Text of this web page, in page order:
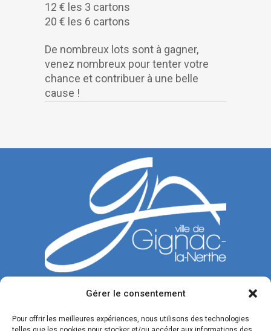
Gérer le consentement
Pour offrir les meilleures expériences, nous utilisons des technologies
12 € les 3 cartons
20 € les 6 cartons
De nombreux lots sont à gagner,
venez nombreux pour tenter votre
chance et contribuer à une belle
cause !
CONTACTEZ-NOUS